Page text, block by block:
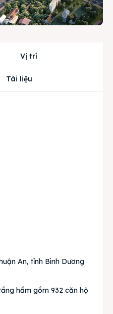
Vị trí
Tài liệu
An, tỉnh Bình Dương
hầm gồm 932 căn hộ